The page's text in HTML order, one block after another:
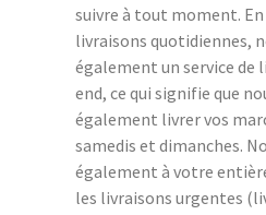
suivre à tout moment. En
livraisons quotidiennes,
également un service de
end, ce qui signifie que
également livrer vos
samedis et dimanches.
également à votre
les livraisons urgentes